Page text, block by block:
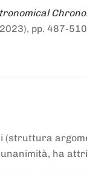
pp. 487-
(struttura
ha